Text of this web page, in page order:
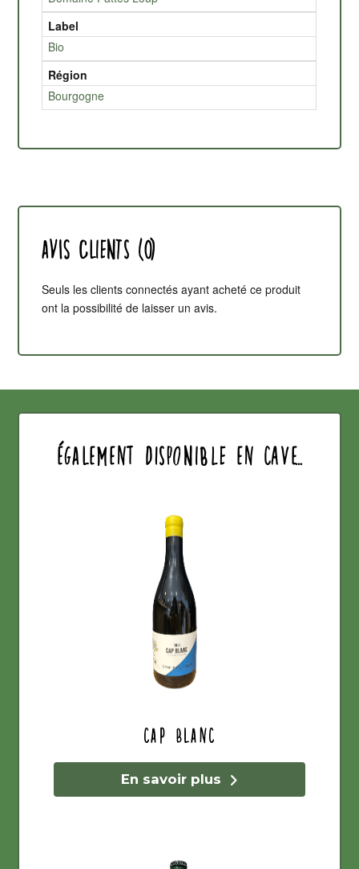
Label
Bio
Région
Bourgogne
Avis clients (0)
Seuls les clients connectés ayant acheté ce produit
ont la possibilité de laisser un avis.
également disponible en cave...
Cap Blanc
En savoir plus